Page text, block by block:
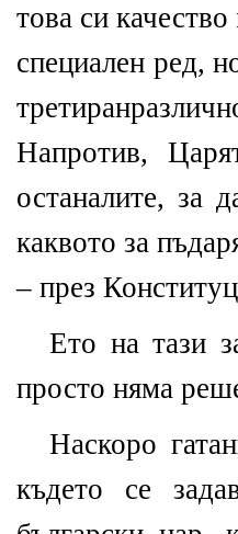
това си
специален ред,
Напротив,
останалите, за
каквото за
– през
Ето на тази
просто няма
Наскоро
където се